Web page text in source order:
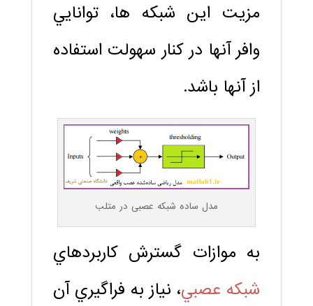
مزيت اين شبكه ها، توانايي
وافر آنها در كنار سهولت استفاده
از آنها باشد.
مدل ساده شبکه عصبی در متلب
به موازات گسترش كاربردهاي
شبكه عصبي، نياز به فراگيري آن